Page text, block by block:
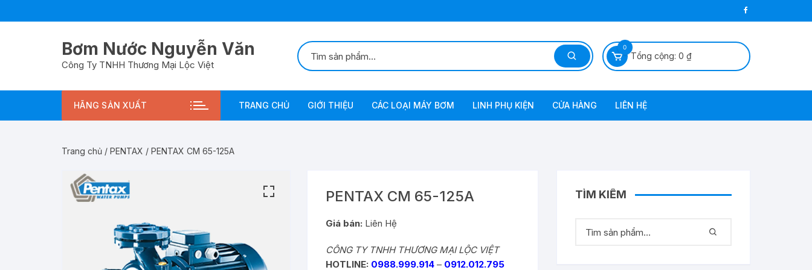
tới
Bơm Nước Nguyễn Văn
Công Ty TNHH Thương Mại Lộc Việt
0
Tổng cộng: 0 ₫
HÃNG SẢN XUẤT TRANG CHỦ GIỚI THIỆU CÁC LOẠI MÁY BƠM
Bơm Xăng-Diezel Bơm Dầu Diezel
Bơm Dầu Inox
Bơm Lưu Lượng Lớn
LINH PHỤ KIỆN CỬA HÀNG LIÊN HỆ
Trang chủ / PENTAX / PENTAX CM 65-125A
PENTAX CM 65-125A
Giá bán: Liên Hệ
CÔNG TY TNHH THƯƠNG MẠI LỘC VIỆT
HOTLINE: 0988.999.914 – 0912.012.795
TÌM KIẾM